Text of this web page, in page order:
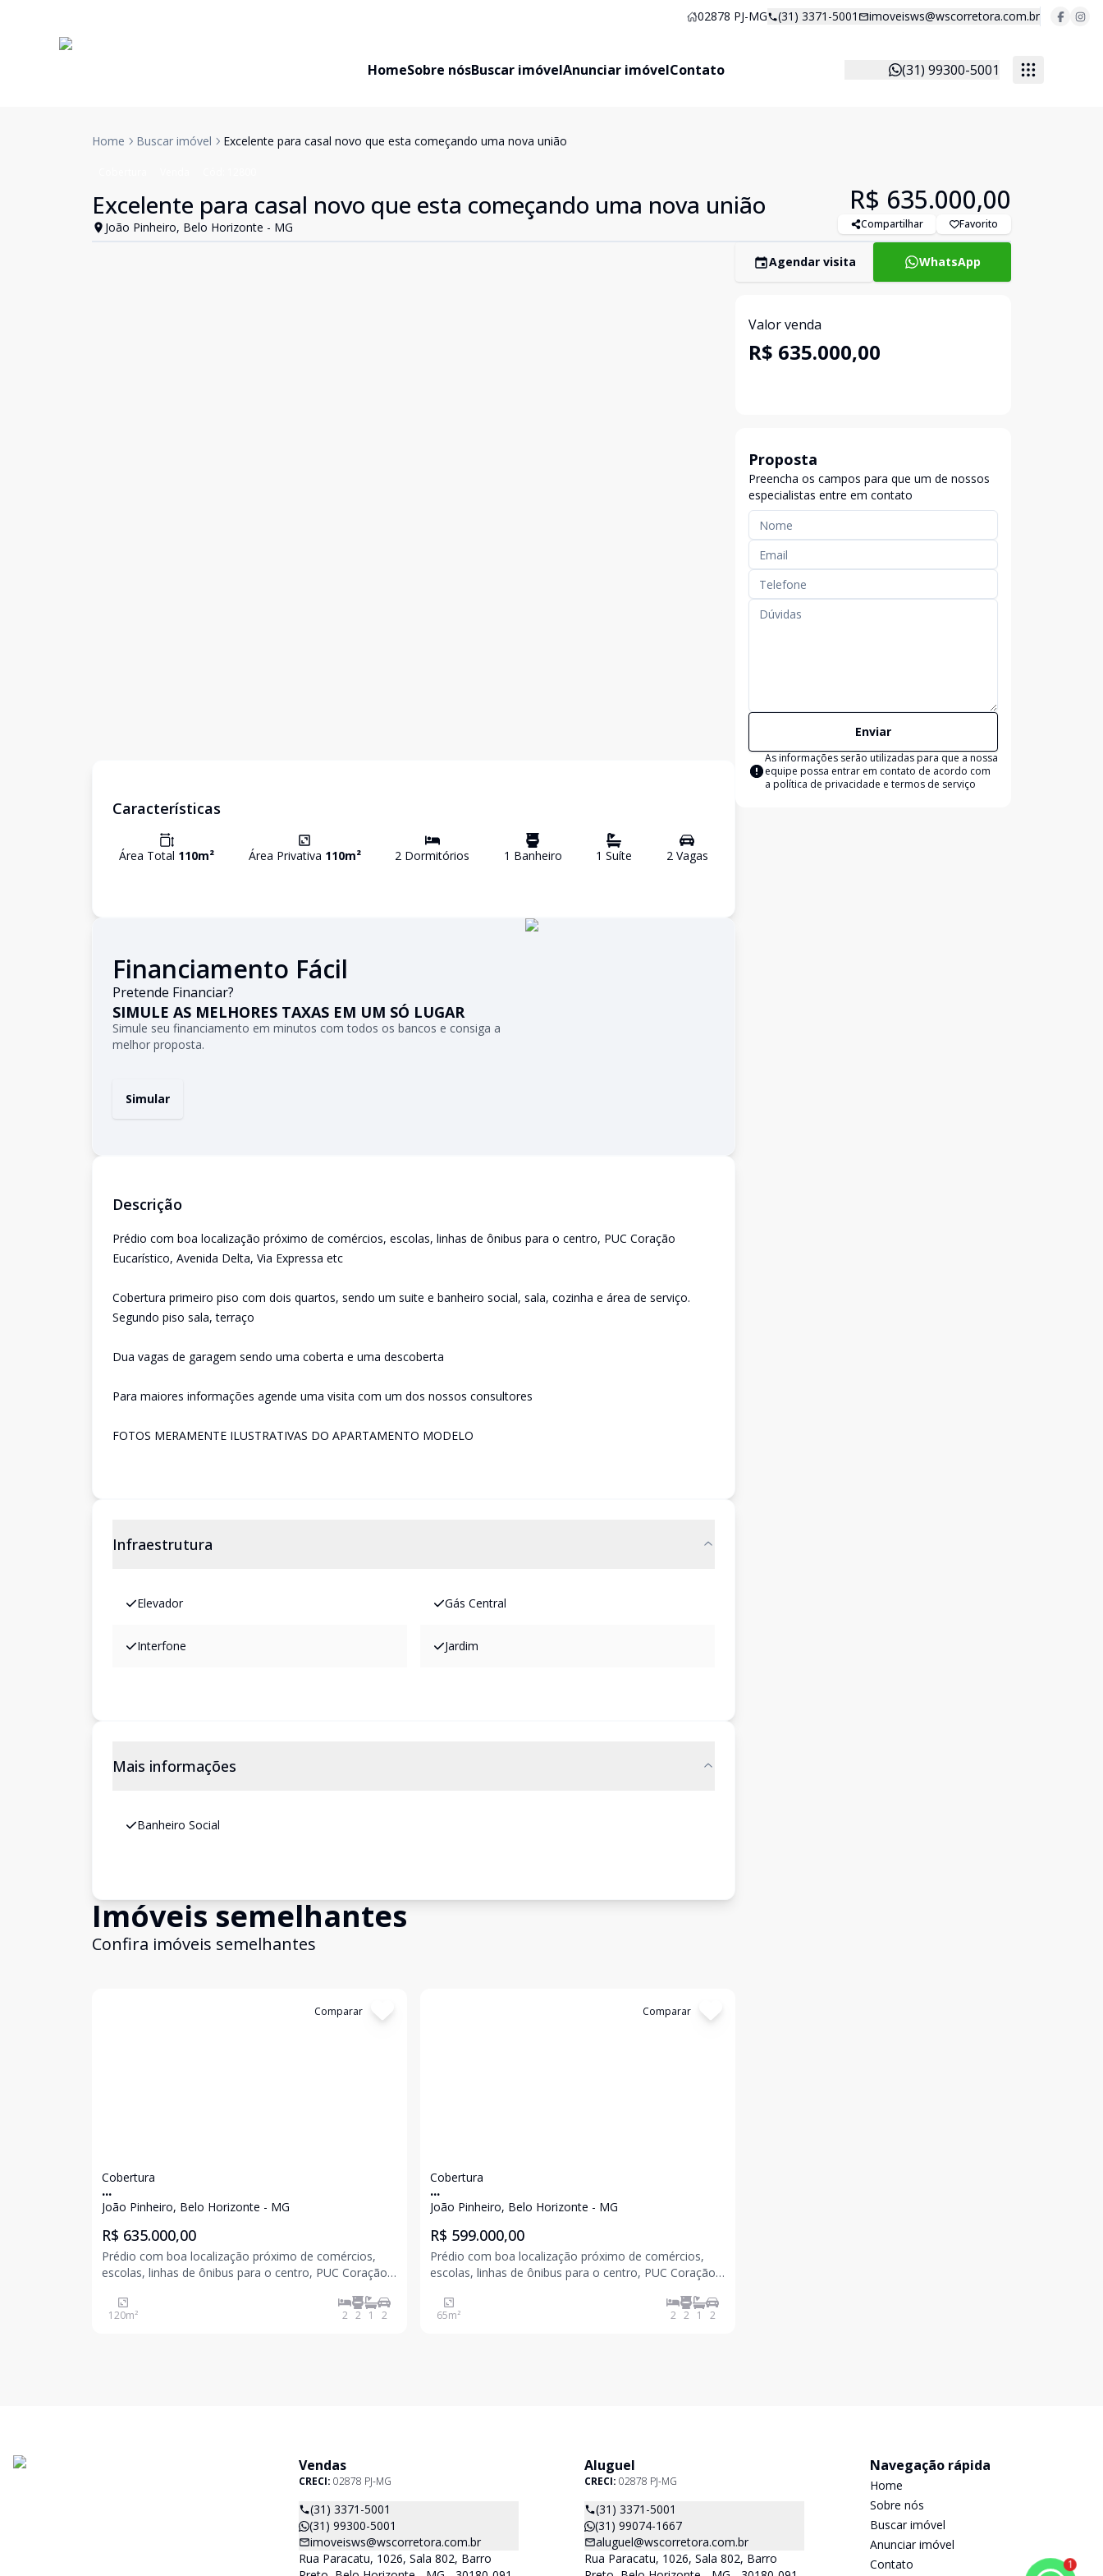
02878 PJ-MG (31) 3371-5001 imoveisws@wscorretora.com.br
HomeSobre nósBuscar imóvelAnunciar imóvelContato (31) 99300-5001
Home Buscar imóvel Excelente para casal novo que esta começando uma nova união
Excelente para casal novo que esta começando uma nova união
João Pinheiro, Belo Horizonte - MG
R$ 635.000,00
Compartilhar Favorito
Características
Área Total 110m² Área Privativa 110m² 2 Dormitórios 1 Banheiro 1 Suíte 2Vagas
Financiamento Fácil
Pretende Financiar?
SIMULE AS MELHORES TAXAS EM UM SÓ LUGAR
Simule seu financiamento em minutos com todos os bancos e consiga a
melhor proposta.
Simular
Descrição
Prédio com boa localização próximo de comércios, escolas, linhas de ônibus para o centro, PUC Coração
Eucarístico, Avenida Delta, Via Expressa etc
Cobertura primeiro piso com dois quartos, sendo um suite e banheiro social, sala, cozinha e área de serviço.
Segundo piso sala, terraço
Dua vagas de garagem sendo uma coberta e uma descoberta
Para maiores informações agende uma visita com um dos nossos consultores
FOTOS MERAMENTE ILUSTRATIVAS DO APARTAMENTO MODELO
Infraestrutura
Elevador Gás Central
Interfone Jardim
Mais informações
Banheiro Social
Imóveis semelhantes
Confira imóveis semelhantes
Comparar
Cobertura
...
João Pinheiro, Belo Horizonte - MG
R$ 635.000,00
Prédio com boa localização próximo de comércios,
escolas, linhas de ônibus para o centro, PUC Coração
primeiro piso com dois quartos, sendo um suite e
banheiro social, sala, cozinha e área de servi
120m² 2 2 1 2
Comparar
Cobertura
...
João Pinheiro, Belo Horizonte - MG
R$ 599.000,00
Prédio com boa localização próximo de comércios,
escolas, linhas de ônibus para o centro, PUC Coração
primeiro piso com dois quartos, sendo um suite e
banheiro social, sala, cozinha e área de servi
65m² 2 2 1 2
Agendar visita WhatsApp
Valor venda
R$ 635.000,00
Proposta
Preencha os campos para que um de nossos
especialistas entre em contato
Enviar
As informações serão utilizadas para que a nossa
equipe possa entrar em contato de acordo com
a política de privacidade e termos de serviço
Vendas
CRECI: 02878 PJ-MG
(31) 3371-5001
(31) 99300-5001
imoveisws@wscorretora.com.br
Rua Paracatu, 1026, Sala 802, Barro
Aluguel
CRECI: 02878 PJ-MG
(31) 3371-5001
(31) 99074-1667
aluguel@wscorretora.com.br
Rua Paracatu, 1026, Sala 802, Barro
Navegação rápida
Home
Sobre nós
Buscar imóvel
Anunciar imóvel
Contato
1